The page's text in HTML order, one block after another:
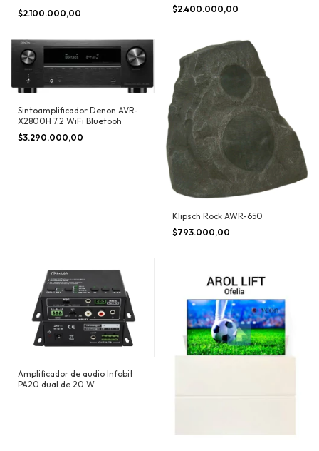
$2.100.000,00
$2.400.000,00
Sintoamplificador Denon AVR-
X2800H 7.2 WiFi Bluetooh
$3.290.000,00
Klipsch Rock AWR-650
$793.000,00
Amplificador de audio Infobit
PA20 dual de 20 W